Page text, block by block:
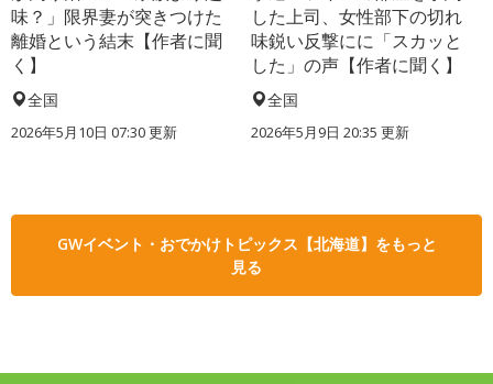
味？」限界妻が突きつけた
離婚という結末【作者に聞
く】
全国
2026年5月10日 07:30 更新
した上司、女性部下の切れ
味鋭い反撃にに「スカッと
した」の声【作者に聞く】
全国
2026年5月9日 20:35 更新
GWイベント・おでかけトピックス【北海道】をもっと
見る